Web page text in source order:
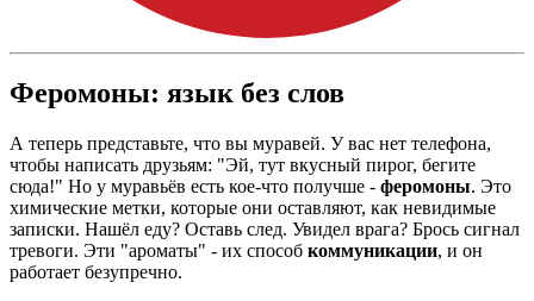
Феромоны: язык без слов
А теперь представьте, что вы муравей. У вас нет телефона,
чтобы написать друзьям: "Эй, тут вкусный пирог, бегите
сюда!" Но у муравьёв есть кое-что получше - феромоны. Это
химические метки, которые они оставляют, как невидимые
записки. Нашёл еду? Оставь след. Увидел врага? Брось сигнал
тревоги. Эти "ароматы" - их способ коммуникации, и он
работает безупречно.